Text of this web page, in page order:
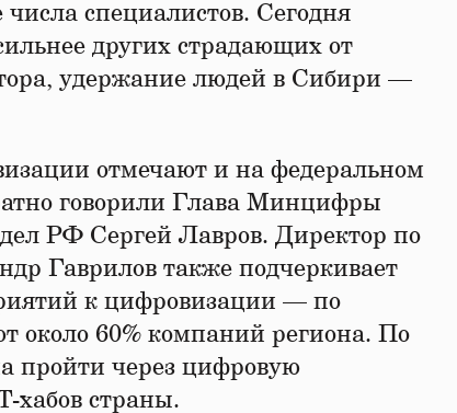
специалистов. Сегодня
других страдающих от
удержание людей в Сибири —
отмечают и на федеральном
говорили Глава Минцифры
РФ Сергей Лавров. Директор по
Гаврилов также подчеркивает
к цифровизации — по
около 60% компаний региона. По
пройти через цифровую
хабов страны.